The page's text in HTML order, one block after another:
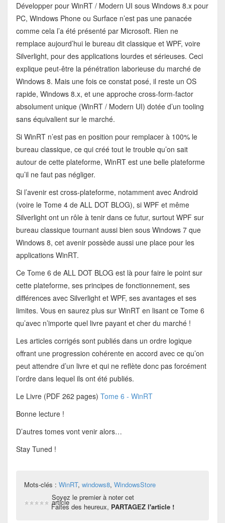
Développer pour WinRT / Modern UI sous Windows 8.x pour
PC, Windows Phone ou Surface n’est pas une panacée
comme cela l’a été présenté par Microsoft. Rien ne
remplace aujourd’hui le bureau dit classique et WPF, voire
Silverlight, pour des applications lourdes et sérieuses. Ceci
explique peut-être la pénétration laborieuse du marché de
Windows 8. Mais une fois ce constat posé, il reste un OS
rapide, Windows 8.x, et une approche cross-form-factor
absolument unique (WinRT / Modern UI) dotée d’un tooling
sans équivalient sur le marché.
Si WinRT n’est pas en position pour remplacer à 100% le
bureau classique, ce qui créé tout le trouble qu’on sait
autour de cette plateforme, WinRT est une belle plateforme
qu’il ne faut pas négliger.
Si l’avenir est cross-plateforme, notamment avec Android
(voire le Tome 4 de ALL DOT BLOG), si WPF et même
Silverlight ont un rôle à tenir dans ce futur, surtout WPF sur
bureau classique tournant aussi bien sous Windows 7 que
Windows 8, cet avenir possède aussi une place pour les
applications WinRT.
Ce Tome 6 de ALL DOT BLOG est là pour faire le point sur
cette plateforme, ses principes de fonctionnement, ses
différences avec Silverlight et WPF, ses avantages et ses
limites. Vous en saurez plus sur WinRT en lisant ce Tome 6
qu’avec n’importe quel livre payant et cher du marché !
Les articles corrigés sont publiés dans un ordre logique
offrant une progression cohérente en accord avec ce qu’on
peut attendre d’un livre et qui ne reflète donc pas forcément
l’ordre dans lequel ils ont été publiés.
Le Livre (PDF 262 pages) Tome 6 - WinRT
Bonne lecture !
D’autres tomes vont venir alors…
Stay Tuned !
Mots-clés : WinRT, windows8, WindowsStore
Soyez le premier à noter cet
article
Faites des heureux, PARTAGEZ l'article !